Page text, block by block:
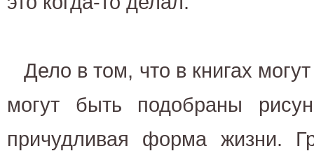
Дело в том, что в книгах
могут быть подобраны
причудливая форма жизни.